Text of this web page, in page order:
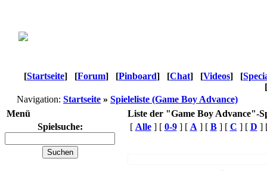
[Startseite] [Forum] [Pinboard] [Chat] [Videos] [
[
Navigation: Startseite » Spieleliste (Game Boy Advance)
Menü
Liste der "Game Boy Advance"-
Spielsuche:
[ Alle] [ 0-9] [ A ] [ B] [ C ] [ D ]